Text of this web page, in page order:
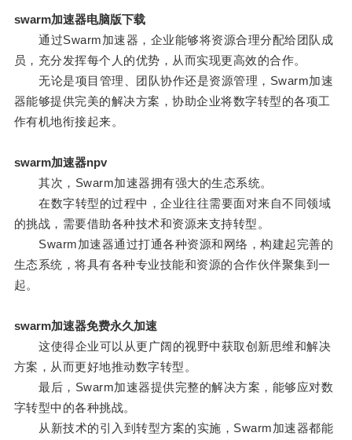
swarm加速器电脑版下载
通过Swarm加速器，企业能够将资源合理分配给团队成
员，充分发挥每个人的优势，从而实现更高效的合作。
无论是项目管理、团队协作还是资源管理，Swarm加速
器能够提供完美的解决方案，协助企业将数字转型的各项工
作有机地衔接起来。
swarm加速器npv
其次，Swarm加速器拥有强大的生态系统。
在数字转型的过程中，企业往往需要面对来自不同领域
的挑战，需要借助各种技术和资源来支持转型。
Swarm加速器通过打通各种资源和网络，构建起完善的
生态系统，将具有各种专业技能和资源的合作伙伴聚集到一
起。
swarm加速器免费永久加速
这使得企业可以从更广阔的视野中获取创新思维和解决
方案，从而更好地推动数字转型。
最后，Swarm加速器提供完整的解决方案，能够应对数
字转型中的各种挑战。
从新技术的引入到转型方案的实施，Swarm加速器都能